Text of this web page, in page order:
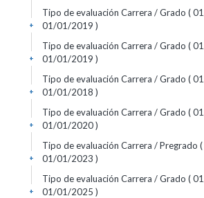
Tipo de evaluación Carrera / Grado (
01/01/2019 )
+
Tipo de evaluación Carrera / Grado (
01/01/2019 )
+
Tipo de evaluación Carrera / Grado (
01/01/2018 )
+
Tipo de evaluación Carrera / Grado (
01/01/2020 )
+
Tipo de evaluación Carrera / Pregrado
01/01/2023 )
+
Tipo de evaluación Carrera / Grado (
01/01/2025 )
+